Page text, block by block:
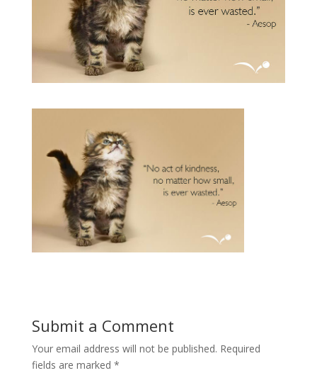
Submit a Comment
Your email address will not be published. Required
fields are marked *